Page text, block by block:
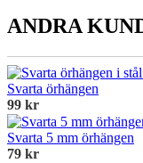
ANDRA
Svarta örhängen
99 kr
Svarta 5 mm örhängen
79 kr